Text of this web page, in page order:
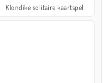
Klondike solitaire kaartspel